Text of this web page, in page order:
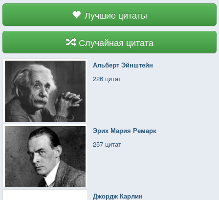
Лучшие цитаты
Случайная цитата
Альберт Эйнштейн
226 цитат
Эрих Мария Ремарк
257 цитат
Джордж Карлин